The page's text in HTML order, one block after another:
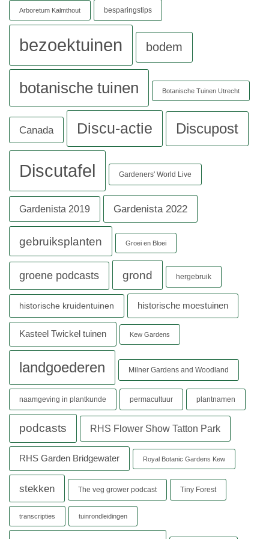
Arboretum Kalmthout besparingstips
bezoektuinen bodem
botanische tuinen Botanische Tuinen Utrecht
Canada Discu-actie Discupost
Discutafel Gardeners' World Live
Gardenista 2019 Gardenista 2022
gebruiksplanten Groei en Bloei
groene podcasts grond hergebruik
historische kruidentuinen historische moestuinen
Kasteel Twickel tuinen Kew Gardens
landgoederen Milner Gardens and Woodland
naamgeving in plantkunde permacultuur plantnamen
podcasts RHS Flower Show Tatton Park
RHS Garden Bridgewater Royal Botanic Gardens Kew
stekken The veg grower podcast Tiny Forest
transcripties tuinrondleidingen